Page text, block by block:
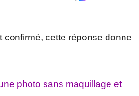
confirmé, cette réponse donne
photo sans maquillage et